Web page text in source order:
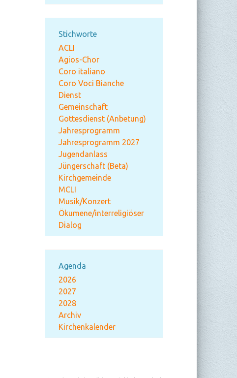
Stichworte
ACLI
Agios-Chor
Coro italiano
Coro Voci Bianche
Dienst
Gemeinschaft
Gottesdienst (Anbetung)
Jahresprogramm
Jahresprogramm 2027
Jugendanlass
Jüngerschaft (Beta)
Kirchgemeinde
MCLI
Musik/Konzert
Ökumene/interreligiöser
Dialog
Agenda
2026
2027
2028
Archiv
Kirchenkalender